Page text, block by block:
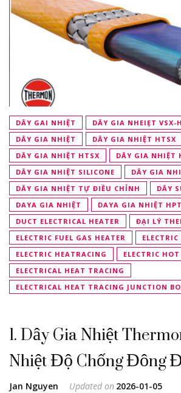
DÂY GAI NHIỆT
DÂY GIA NHEIẸT VSX-
DÂY GIA NHIỆT
DÂY GIA NHIỆT HTSX
DÂY GIA NHIỆT HTSX
DÂY GIA NHIỆT
DÂY GIA NHIỆT SILICONE
DÂY GIA
DÂY GIA NHIỆT TỰ ĐIỀU CHỈNH
DÂY
DAYA GIA NHIỆT
DAYA GIA NHIỆT HPT
DUCT ELECTRICAL HEATER
ĐẠI LÝ
ELECTRIC FUEL GAS HEATER
ELECTRIC HEATRACING
ELECTRIC
ELECTRICAL HEAT TRACING
ELECTRICAL HEAT TRACING JUNCTION
1. Dây Gia Nhiệt
Nhiệt Độ Chống Đông
Jan Nguyen Updated on 2026-01-05